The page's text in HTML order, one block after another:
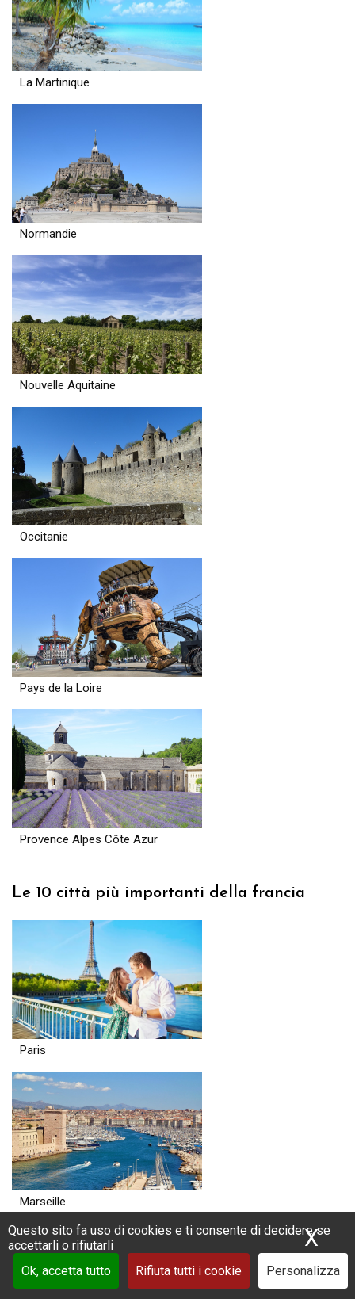
Questo sito fa uso di cookies e ti consente di decidere se
accettarli o rifiutarli
Ok, accetta tutto
Rifiuta tutti i cookie Personalizza
X
La Martinique
Normandie
Nouvelle Aquitaine
Occitanie
Pays de la Loire
Provence Alpes Côte Azur
Le 10 città più importanti della francia
Paris
Marseille